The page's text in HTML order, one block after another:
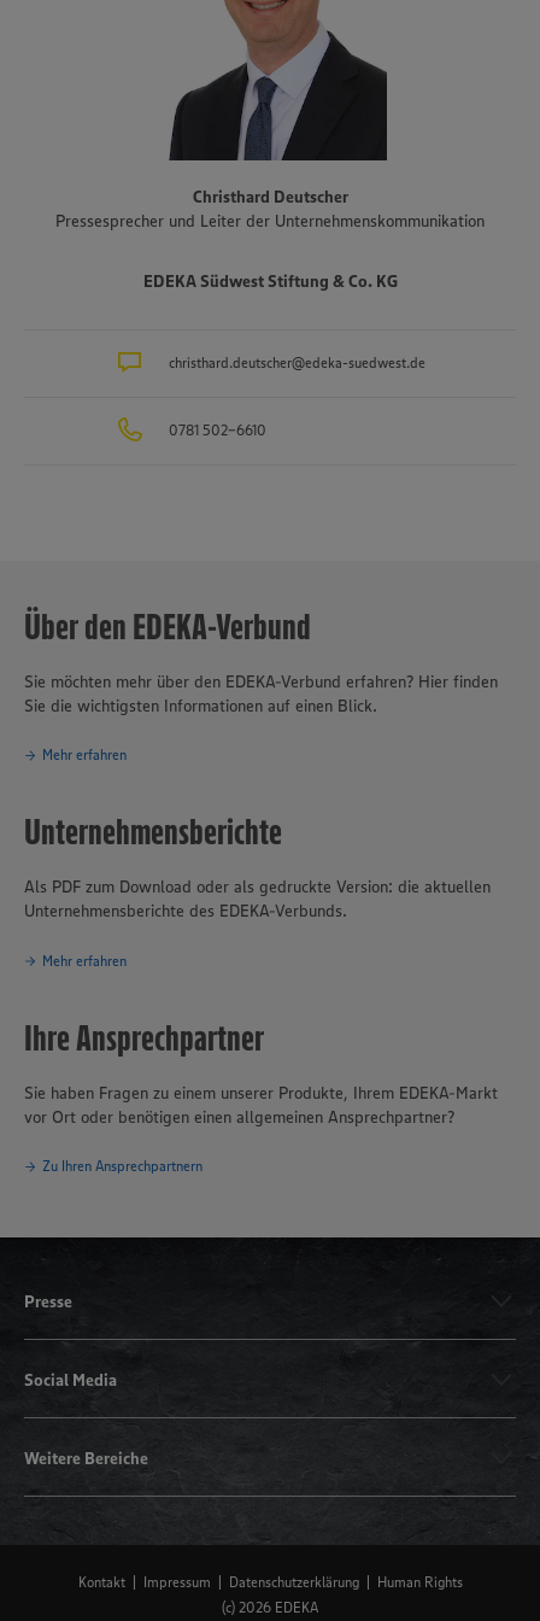
Schwerpunkte des Sortiments der Märkte liegt auf Produkten aus
der Region. Im Rahmen der Regionalmarke „Unsere Heimat“
arbeitet EDEKA Südwest beispielsweise mit mehr als 1.500
Erzeugern und Lieferanten aus Bundesländern des Vertriebsgebiets
zusammen. Eine Auswahl an Partnerbetrieben der regionalen
Landwirtschaft im Überblick gibt es unter
Unternehmensverbund, inklusive des selbständigen Einzelhandels,
ist mit rund 47.000 Mitarbeitenden, darunter etwa 3.400
Arbeitgeber und Ausbilder in der Region. Insgesamt etwa 10.000
Mitarbeitende arbeiten an den Bedientheken für Fleisch und Wurst
Christhard Deutscher
Pressesprecher und Leiter der Unternehmenskommunikation
EDEKA Südwest Stiftung & Co. KG
christhard.deutscher@edeka-suedwest.de
0781 502-6610
Über den EDEKA-Verbund
Sie möchten mehr über den EDEKA-Verbund erfahren? Hier finden
Sie die wichtigsten Informationen auf einen Blick.
Mehr erfahren
Unternehmensberichte
Als PDF zum Download oder als gedruckte Version: die aktuellen
Unternehmensberichte des EDEKA-Verbunds.
Mehr erfahren
Ihre Ansprechpartner
Sie haben Fragen zu einem unserer Produkte, Ihrem EDEKA-Markt
vor Ort oder benötigen einen allgemeinen Ansprechpartner?
Zu Ihren Ansprechpartnern
Presse
Social Media
Weitere Bereiche
Kontakt Impressum Datenschutzerklärung
Human Rights
(c) 2026 EDEKA